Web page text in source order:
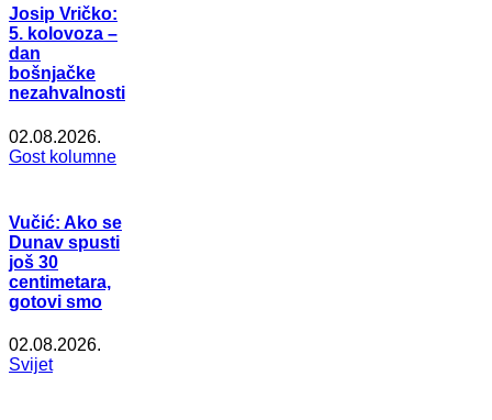
Josip Vričko:
5. kolovoza –
dan
bošnjačke
nezahvalnosti
02.08.2026.
Gost kolumne
Vučić: Ako se
Dunav spusti
još 30
centimetara,
gotovi smo
02.08.2026.
Svijet